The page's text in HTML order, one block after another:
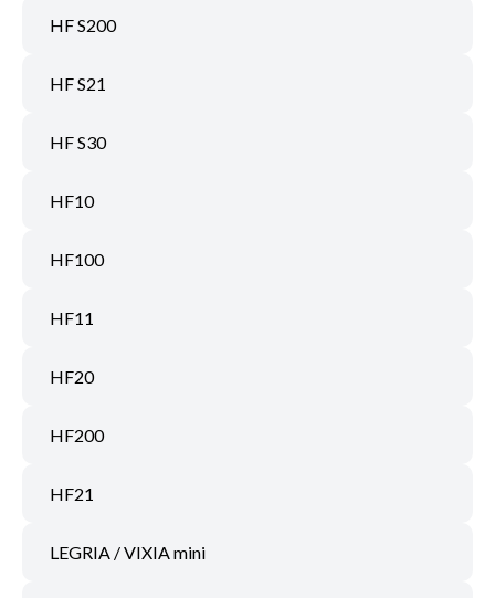
HF S200
HF S21
HF S30
HF10
HF100
HF11
HF20
HF200
HF21
LEGRIA / VIXIA mini